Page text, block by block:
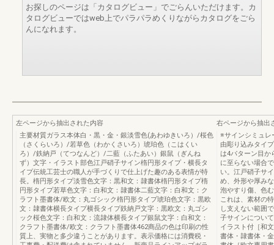
お探しのページは「カタログビュー」でごらんいただけます。カ
タログビューではweb上でパラパラめくりながらカタログをごら
んになれます。
左ページから抽出された内容
主要材質ガラス本体白・黒・金・銀淡雪色(あわゆきいろ）/桜色
（さくらいろ）/若草色（わかくさいろ）琥珀色（こはくい
ろ）/鉄納戸（てつなんど）/二藍（ふたあい）銀鼠（ぎんね
ず）文字・イラスト部色江戸硝子サイン楕円形タイプ・横長タ
イプ伝統工芸士の職人が手づくりで仕上げた趣のある表情が特
長。楕円形タイプ淡雪色文字：黒和文：隷書体楕円形タイプ楕
円形タイプ若草色文字：白和文：隷書体二藍文字：白和文：ク
ラフト墨書体/欧文：丸ゴシック楕円形タイプ琥珀色文字：黒欧
文：隷書体横長タイプ横長タイプ鉄納戸文字：黒欧文：丸ゴシ
ック桜色文字：白和文：流隷体横長タイプ銀鼠文字：白和文：
クラフト墨書体/欧文：クラフト墨書体462商品の色は印刷の性
質上、実物と多少違うことがあります。表示価格には消費税・
右ページから抽出
※サインシミュレ
由彫り込みタイ
は4パターン目か
に至らない場合
い。江戸硝子サ
め、外形や厚み
泡やすり傷、色
これは、素材の
し支えない範囲
子サインについ
イラスト付［和
書体・隷書体・